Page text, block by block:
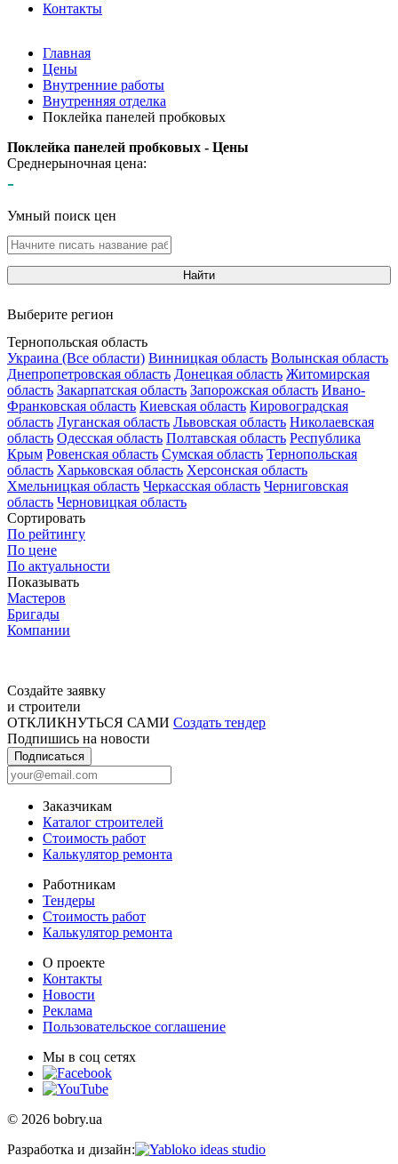
Контакты
Главная
Цены
Внутренние работы
Внутренняя отделка
Поклейка панелей пробковых
Поклейка панелей пробковых - Цены
Среднерыночная цена:
-
Умный поиск цен
Найти
Выберите регион
Тернопольская область
Украина (Все области) Винницкая область Волынская область
Днепропетровская область Донецкая область Житомирская
область Закарпатская область Запорожская область Ивано-
Франковская область Киевская область Кировоградская
область Луганская область Львовская область Николаевская
область Одесская область Полтавская область Республика
Крым Ровенская область Сумская область Тернопольская
область Харьковская область Херсонская область
Хмельницкая область Черкасская область Черниговская
область Черновицкая область
Сортировать
По рейтингу
По цене
По актуальности
Показывать
Мастеров
Бригады
Компании
Создайте заявку
и строители
ОТКЛИКНУТЬСЯ САМИ Создать тендер
Подпишись на новости
Подписаться
Заказчикам
Каталог строителей
Стоимость работ
Калькулятор ремонта
Работникам
Тендеры
Стоимость работ
Калькулятор ремонта
О проекте
Контакты
Новости
Реклама
Пользовательское соглашение
Мы в соц сетях
© 2026 bobry.ua
Разработка и дизайн: